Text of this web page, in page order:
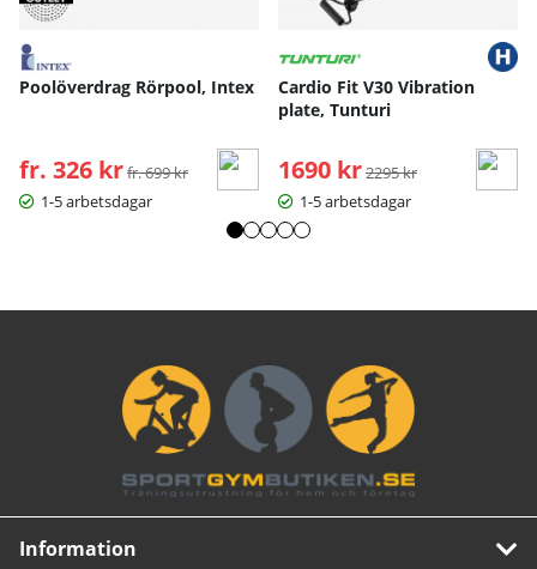
Poolöverdrag Rörpool, Intex
fr. 326 kr Ordinarie pris:
fr. 699 kr
1-5 arbetsdagar
Cardio Fit V30 Vibration
plate, Tunturi
1690 kr Ordinarie pris:
2295 kr
1-5 arbetsdagar
Information